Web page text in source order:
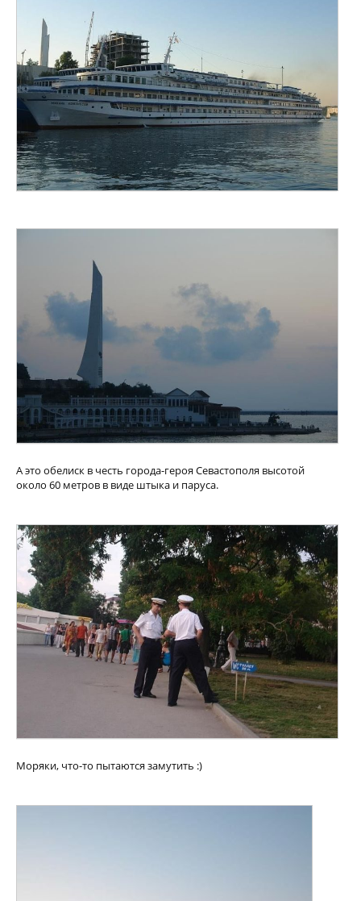
А это обелиск в честь города-героя Севастополя высотой
около 60 метров в виде штыка и паруса.
Моряки, что-то пытаются замутить :)